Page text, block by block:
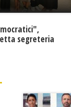
segreteria